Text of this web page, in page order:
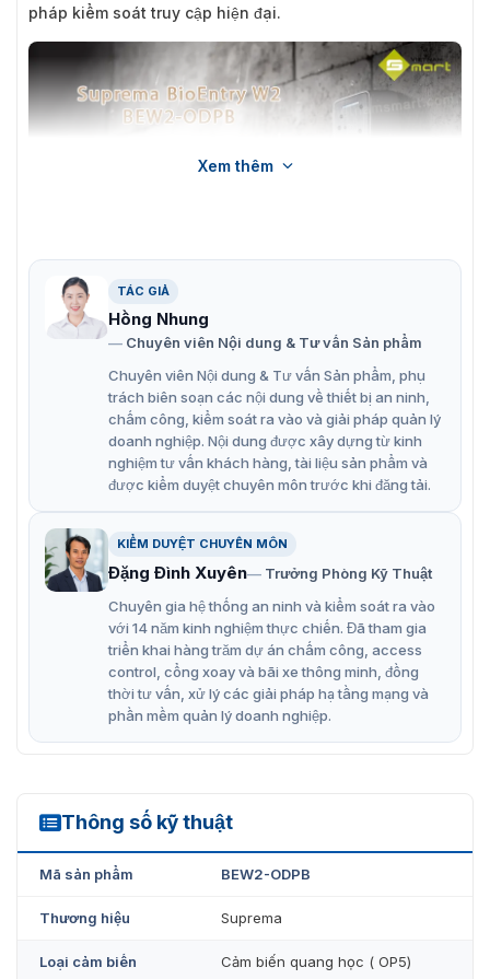
pháp kiểm soát truy cập hiện đại.
Máy chấm công vân tay Suprema BioEntry W2 BEW2-ODPB
chính hãng new 100%
Tính năng nổi bật trên máy chấm công
BEW2-ODPB
🔒 Bảo mật cao – Công nghệ LFD (Live Finger Detection):
Phân biệt vân tay thật và vân tay giả, chống gian lận
sinh trắc học.
⚙️ Xử lý mạnh mẽ – Dung lượng cực lớn:
CPU Quad-Core 1.2GHz cho khả năng xử lý nhanh
Lưu trữ tới 1.000.000 mẫu vân tay, 500.000 người
dùng và 1.000.000 log sự kiện.
📡 Hỗ trợ đa phương thức xác thực:Vân tay, thẻ RFID
🧱 Thiết kế bền bỉ – Hoạt động ngoài trời:
Chuẩn IP67 chống nước – bụi, chuẩn IK09 chống va
Phù hợp lắp đặt tại cổng nhà máy, kho hàng, tòa nhà
thương mại, khu công nghiệp,…
Xem thêm
TÁC GIẢ
Hồng Nhung
Chuyên viên Nội dung & Tư vấn Sản phẩm
Chuyên viên Nội dung & Tư vấn Sản phẩm, phụ
trách biên soạn các nội dung về thiết bị an ninh,
chấm công, kiểm soát ra vào và giải pháp quản lý
doanh nghiệp. Nội dung được xây dựng từ kinh
nghiệm tư vấn khách hàng, tài liệu sản phẩm và
được kiểm duyệt chuyên môn trước khi đăng tải.
KIỂM DUYỆT CHUYÊN MÔN
Đặng Đình Xuyên
Trưởng Phòng Kỹ Thuật
Chuyên gia hệ thống an ninh và kiểm soát ra vào
với 14 năm kinh nghiệm thực chiến. Đã tham gia
triển khai hàng trăm dự án chấm công, access
control, cổng xoay và bãi xe thông minh, đồng
thời tư vấn, xử lý các giải pháp hạ tầng mạng và
phần mềm quản lý doanh nghiệp.
Thông số kỹ thuật
BEW2-ODPB
Mã sản phẩm BEW2-ODPB
Thương hiệu Suprema
Loại cảm biến Cảm biến quang học ( OP5)